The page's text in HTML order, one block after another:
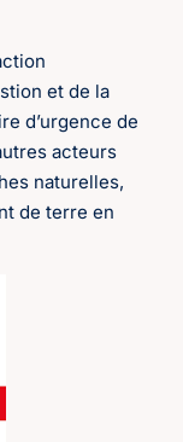
et de la
d’urgence de
acteurs
naturelles,
de terre en